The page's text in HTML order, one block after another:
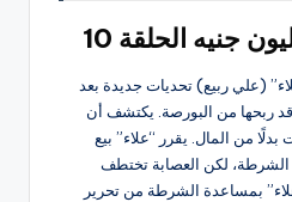
جنيه الحلقة 10
(علي ربيع) تحديات جديدة بعد
كان قد ربحها من البورصة. يكتشف أن
من المال. يقرر “علاء” بيع
الشرطة، لكن العصابة تختطف
بمساعدة الشرطة من تحرير